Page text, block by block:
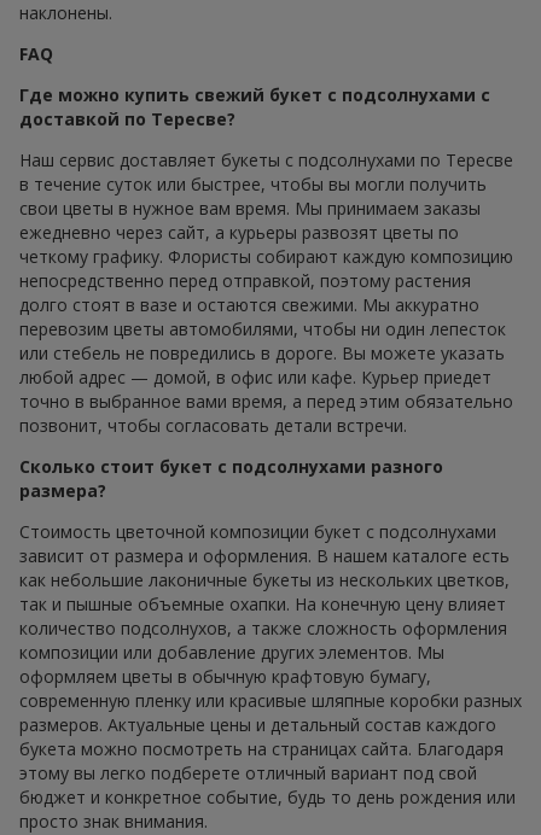
наклонены.
FAQ
Где можно купить свежий букет с подсолнухами с
доставкой по Тересве?
Наш сервис доставляет букеты с подсолнухами по Тересве
в течение суток или быстрее, чтобы вы могли получить
свои цветы в нужное вам время. Мы принимаем заказы
ежедневно через сайт, а курьеры развозят цветы по
четкому графику. Флористы собирают каждую композицию
непосредственно перед отправкой, поэтому растения
долго стоят в вазе и остаются свежими. Мы аккуратно
перевозим цветы автомобилями, чтобы ни один лепесток
или стебель не повредились в дороге. Вы можете указать
любой адрес — домой, в офис или кафе. Курьер приедет
точно в выбранное вами время, а перед этим обязательно
позвонит, чтобы согласовать детали встречи.
Сколько стоит букет с подсолнухами разного
размера?
Стоимость цветочной композиции букет с подсолнухами
зависит от размера и оформления. В нашем каталоге есть
как небольшие лаконичные букеты из нескольких цветков,
так и пышные объемные охапки. На конечную цену влияет
количество подсолнухов, а также сложность оформления
композиции или добавление других элементов. Мы
оформляем цветы в обычную крафтовую бумагу,
современную пленку или красивые шляпные коробки разных
размеров. Актуальные цены и детальный состав каждого
букета можно посмотреть на страницах сайта. Благодаря
этому вы легко подберете отличный вариант под свой
бюджет и конкретное событие, будь то день рождения или
просто знак внимания.